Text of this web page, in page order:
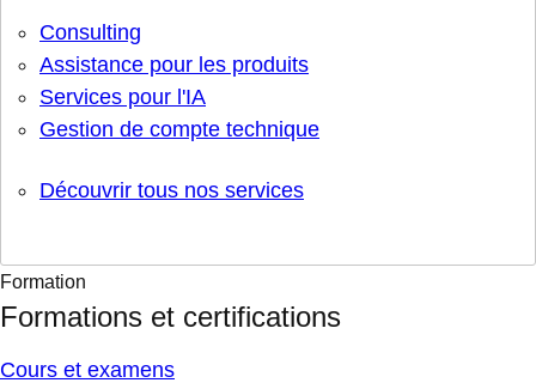
Consulting
Assistance pour les produits
Services pour l'IA
Gestion de compte technique
Découvrir tous nos services
Formation
Formations et certifications
Cours et examens